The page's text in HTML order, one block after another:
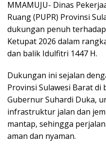
MMAMUJU- Dinas
Ruang (PUPR) Provinsi
dukungan penuh
Ketupat 2026 dalam
dan balik Idulfitri 1447 H.
Dukungan ini sejalan
Provinsi Sulawesi Barat di
Gubernur Suhardi Duka,
infrastruktur jalan dan
mantap, sehingga
aman dan nyaman.